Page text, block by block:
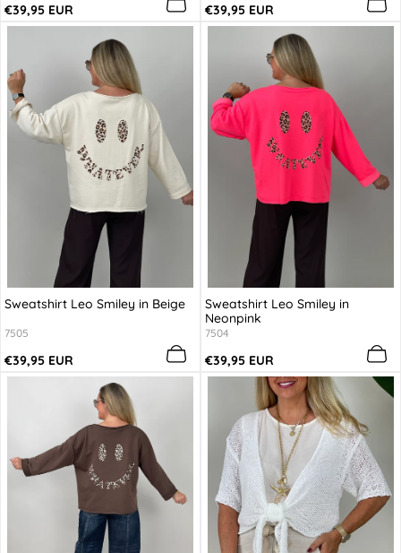
Regulärer
Preis
€39,95 EUR
Regulärer
Preis
€39,95 EUR
Sweatshirt Leo Smiley in Beige
7505
Regulärer
Preis
€39,95 EUR
Sweatshirt Leo Smiley in
Neonpink
7504
Regulärer
Preis
€39,95 EUR